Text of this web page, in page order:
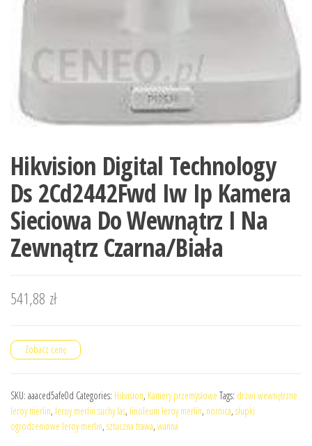
Hikvision Digital Technology
Ds 2Cd2442Fwd Iw Ip Kamera
Sieciowa Do Wewnątrz I Na
Zewnątrz Czarna/Biała
541,88 zł
Zobacz cenę
SKU: aaaced5afe0d Categories: Hikvision, Kamery przemysłowe Tags: drzwi wewnętrzne
leroy merlin, leroy merlin suchy las, linoleum leroy merlin, nornica, słupki
ogrodzeniowe leroy merlin, sztuczna trawa, wanna